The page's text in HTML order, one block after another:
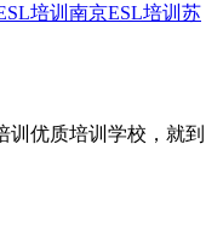
培训 南京ESL培训 苏
训优质培训学校，就到